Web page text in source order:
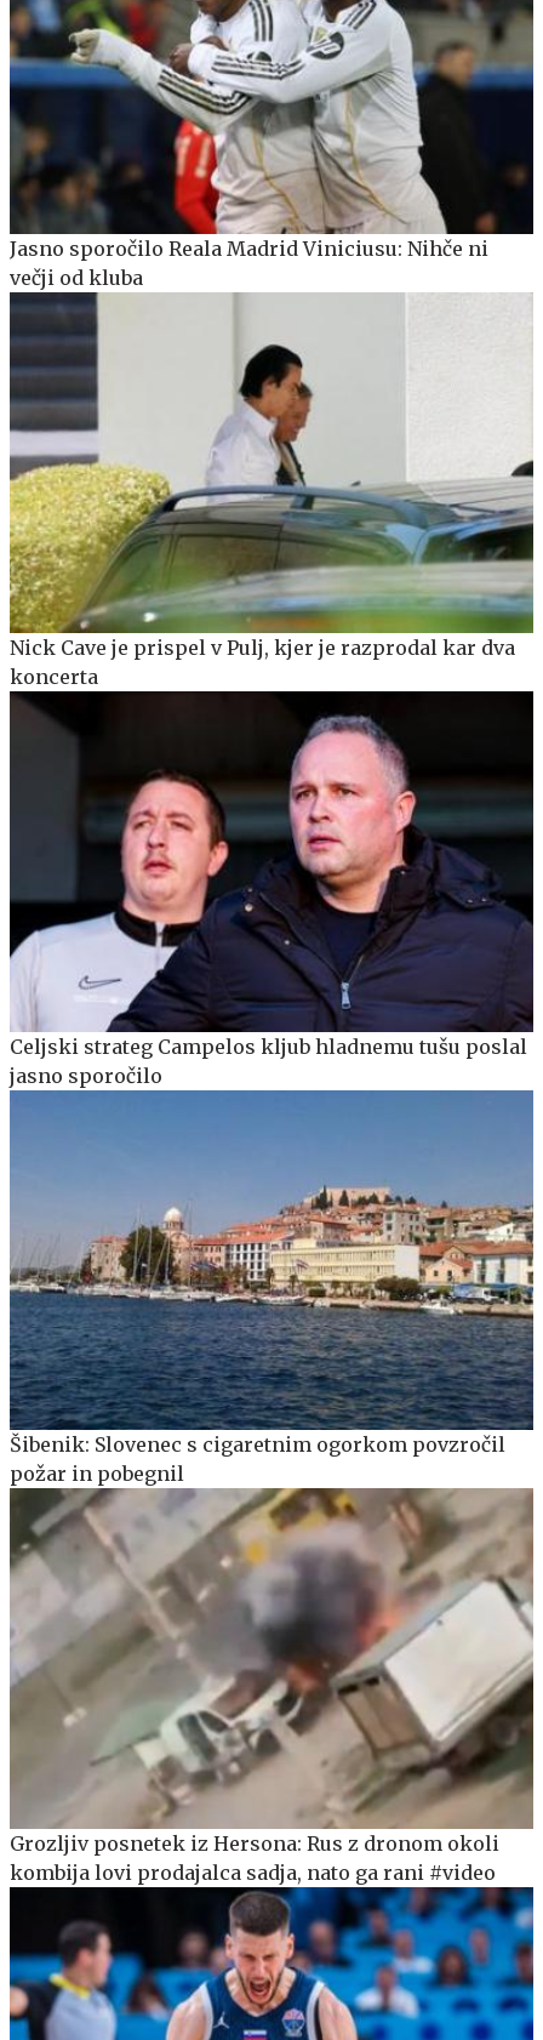
Jasno sporočilo Reala Madrid Viniciusu: Nihče ni
večji od kluba
Nick Cave je prispel v Pulj, kjer je razprodal kar dva
koncerta
Celjski strateg Campelos kljub hladnemu tušu poslal
jasno sporočilo
Šibenik: Slovenec s cigaretnim ogorkom povzročil
požar in pobegnil
Grozljiv posnetek iz Hersona: Rus z dronom okoli
kombija lovi prodajalca sadja, nato ga rani #video